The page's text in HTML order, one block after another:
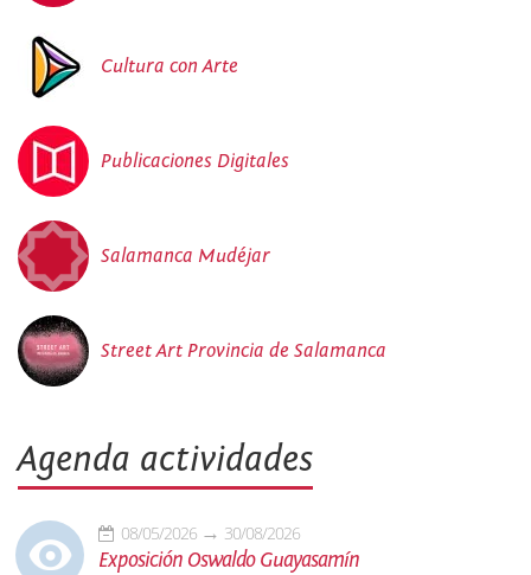
Cultura con Arte
Publicaciones Digitales
Salamanca Mudéjar
Street Art Provincia de Salamanca
Agenda actividades
08/05/2026 30/08/2026
Exposición Oswaldo Guayasamín